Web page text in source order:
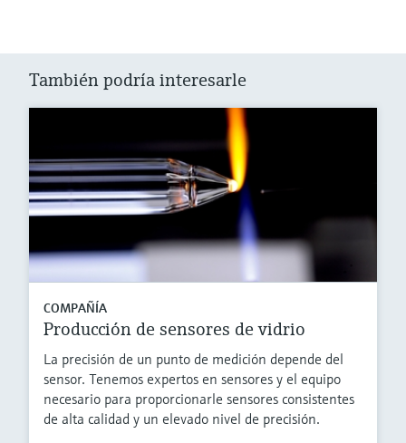
También podría interesarle
COMPAÑÍA
Producción de sensores de vidrio
La precisión de un punto de medición depende del
sensor. Tenemos expertos en sensores y el equipo
necesario para proporcionarle sensores consistentes
de alta calidad y un elevado nivel de precisión.